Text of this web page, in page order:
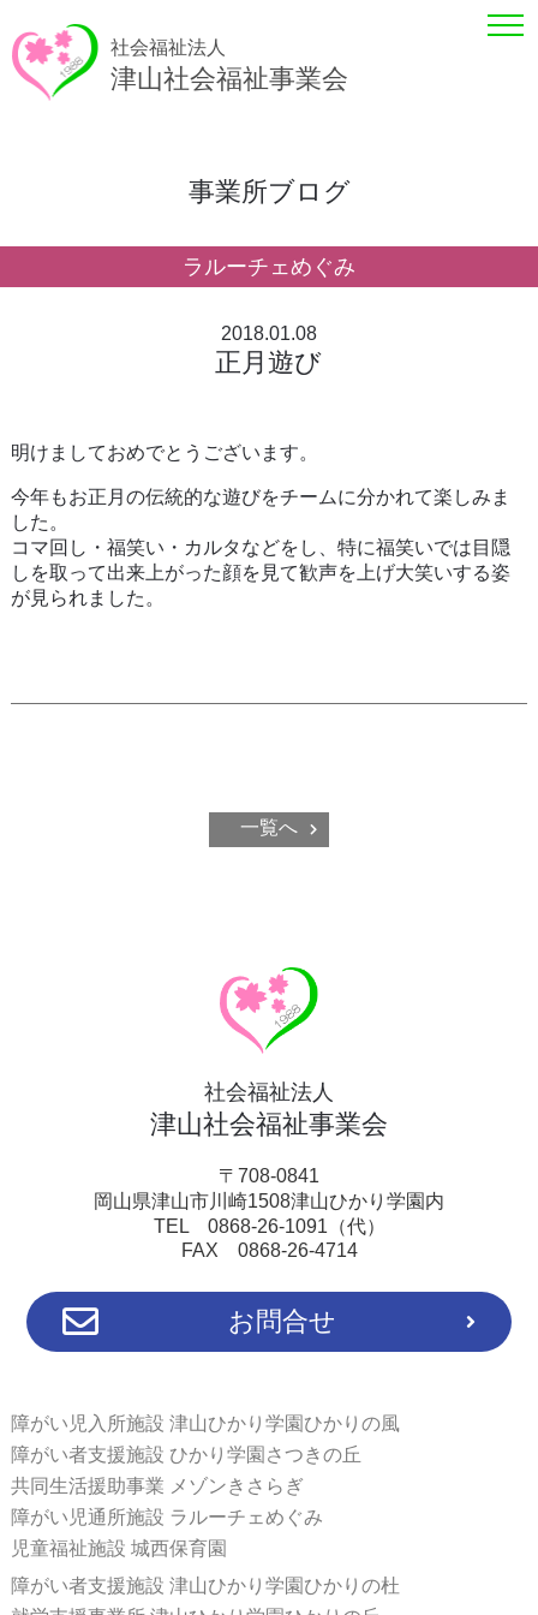
社会福祉法人
津山社会福祉事業会
事業所ブログ
ラルーチェめぐみ
2018.01.08
正月遊び
明けましておめでとうございます。
今年もお正月の伝統的な遊びをチームに分かれて楽しみま
した。
コマ回し・福笑い・カルタなどをし、特に福笑いでは目隠
しを取って出来上がった顔を見て歓声を上げ大笑いする姿
が見られました。
一覧へ
社会福祉法人
津山社会福祉事業会
〒708-0841
岡山県津山市川崎1508津山ひかり学園内
TEL 0868-26-1091（代）
FAX 0868-26-4714
お問合せ
障がい児入所施設 津山ひかり学園ひかりの風
障がい者支援施設 ひかり学園さつきの丘
共同生活援助事業 メゾンきさらぎ
障がい児通所施設 ラルーチェめぐみ
児童福祉施設 城西保育園
障がい者支援施設 津山ひかり学園ひかりの杜